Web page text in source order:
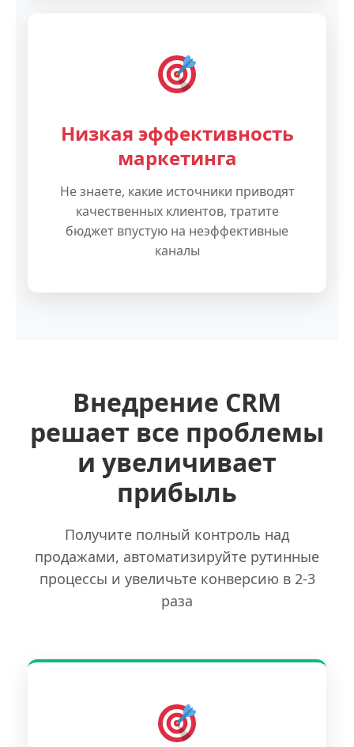
Низкая эффективность
маркетинга
Не знаете, какие источники приводят
качественных клиентов, тратите
бюджет впустую на неэффективные
каналы
Внедрение CRM
решает все проблемы
и увеличивает
прибыль
Получите полный контроль над
продажами, автоматизируйте рутинные
процессы и увеличьте конверсию в 2-3
раза